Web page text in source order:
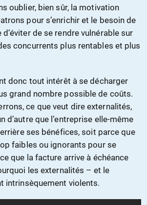
oublier, bien sûr, la motivation
pour s’enrichir et le besoin de
de se rendre vulnérable sur
concurrents plus rentables et plus
donc tout intérêt à se décharger
grand nombre possible de coûts.
ce que veut dire externalités,
d’autre que l’entreprise elle-même
ses bénéfices, soit parce que
faibles ou ignorants pour se
que la facture arrive à échéance
les externalités – et le
intrinsèquement violents.